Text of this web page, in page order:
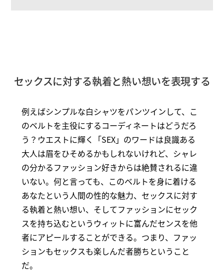
セックスに対する執着と熱い想いを表現する
例えばシンプルな白シャツをパンツインして、こ
のベルトを主役にするコーディネートはどうだろ
う？ウエストに輝く「SEX」のワードは良識ある
大人は眉をひそめるかもしれないけれど、シャレ
の分かるファッション好きからは絶賛されるに違
いない。何と言っても、このベルトを身に着ける
あなたという人間の性的な魅力、セックスに対す
る執着と熱い想い、そしてファッションにセック
スを持ち込むというウィットに富んだセンスを他
者にアピールすることができる。つまり、ファッ
ションもセックスも楽しんだ者勝ちということ
だ。